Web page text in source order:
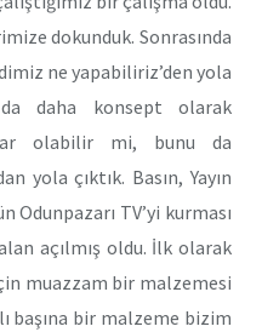
dokunduk. Sonrasında
ne yapabiliriz’den yola
daha konsept olarak
olabilir mi, bunu da
yola çıktık. Basın, Yayın
TV’yi kurması
açılmış oldu. İlk olarak
muazzam bir malzemesi
başına bir malzeme bizim